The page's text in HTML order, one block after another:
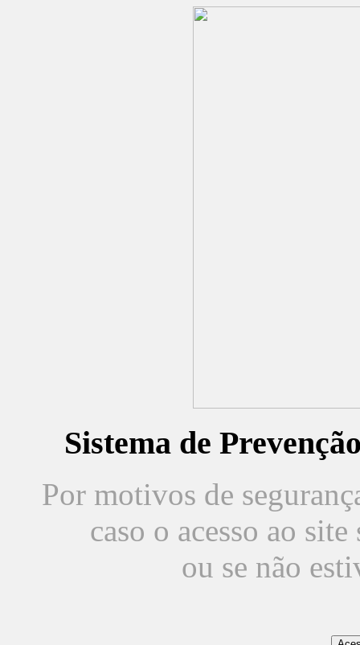
Sistema de
Por motivos de
caso o acesso ao
ou se não